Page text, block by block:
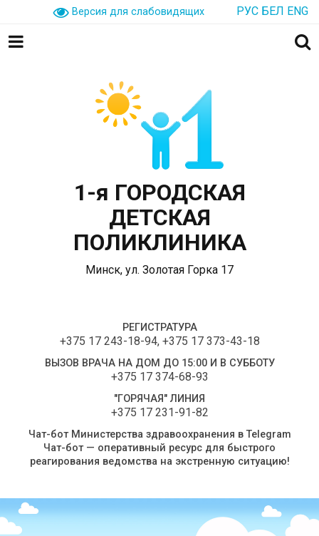
Версия для слабовидящих РУС БЕЛ ENG
1-я ГОРОДСКАЯ
ДЕТСКАЯ
ПОЛИКЛИНИКА
Минск, ул. Золотая Горка 17
РЕГИСТРАТУРА
+375 17 243-18-94, +375 17 373-43-18
ВЫЗОВ ВРАЧА НА ДОМ ДО 15:00 И В СУББОТУ
+375 17 374-68-93
"ГОРЯЧАЯ" ЛИНИЯ
+375 17 231-91-82
Чат-бот Министерства здравоохранения в Telegram
Чат-бот — оперативный ресурс для быстрого
реагирования ведомства на экстренную ситуацию!